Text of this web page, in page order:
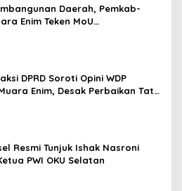
Daerah, Pemkab-
Enim Teken MoU
DPRD Soroti Opini WDP
Enim, Desak Perbaikan Tata
Resmi Tunjuk Ishak Nasroni
PWI OKU Selatan